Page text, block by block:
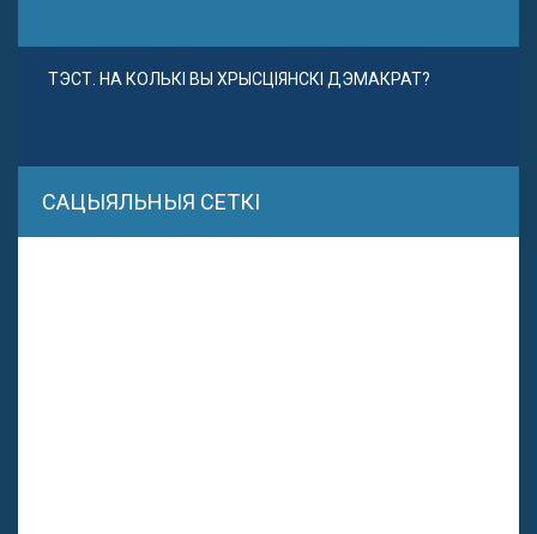
ТЭСТ. НА КОЛЬКІ ВЫ ХРЫСЦІЯНСКІ ДЭМАКРАТ?
САЦЫЯЛЬНЫЯ СЕТКІ